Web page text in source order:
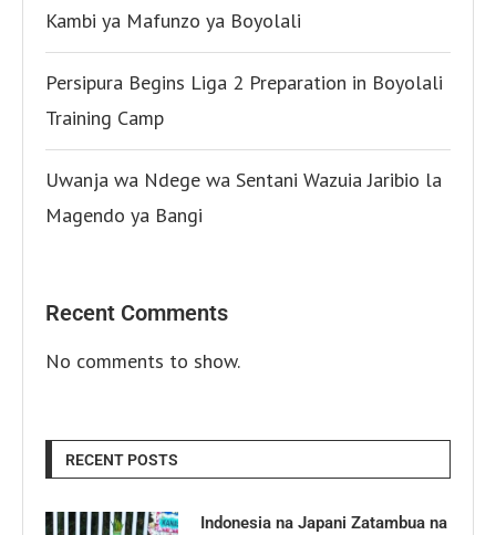
Kambi ya Mafunzo ya Boyolali
Persipura Begins Liga 2 Preparation in Boyolali
Training Camp
Uwanja wa Ndege wa Sentani Wazuia Jaribio la
Magendo ya Bangi
Recent Comments
No comments to show.
RECENT POSTS
Indonesia na Japani Zatambua na